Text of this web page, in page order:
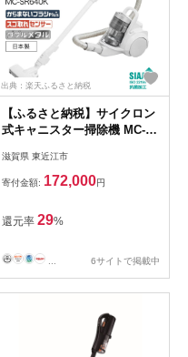
出典：楽天ふるさと納税
【ふるさと納税】サイクロン
式キャニスター掃除機 MC-
ソニック 滋賀県 東近江市
AG-B02 掃除機 サイクロン
ダブルメタル からまないブラ
シ 強力 吸引 静音 LED 家電
滋賀県 東近江市
寄付金額: 172,000円
還元率 29%
6サイトで掲載中